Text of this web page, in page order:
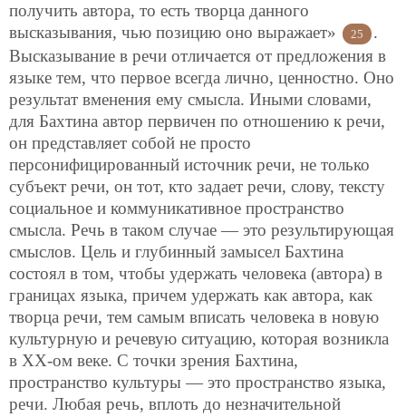
получить автора, то есть творца данного
высказывания, чью позицию оно выражает»
25
.
Высказывание в речи отличается от предложения в
языке тем, что первое всегда лично, ценностно. Оно
результат вменения ему смысла. Иными словами,
для Бахтина автор первичен по отношению к речи,
он представляет собой не просто
персонифицированный источник речи, не только
субъект речи, он тот, кто задает речи, слову, тексту
социальное и коммуникативное пространство
смысла. Речь в таком случае — это результирующая
смыслов. Цель и глубинный замысел Бахтина
состоял в том, чтобы удержать человека (автора) в
границах языка, причем удержать как автора, как
творца речи, тем самым вписать человека в новую
культурную и речевую ситуацию, которая возникла
в ХХ-ом веке. С точки зрения Бахтина,
пространство культуры — это пространство языка,
речи. Любая речь, вплоть до незначительной